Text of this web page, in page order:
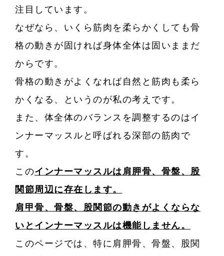
注目しています。
なぜなら、いくら筋肉を柔らかくしても骨
格の動きが固ければ身体全体は固いままだ
からです。
骨格の動きがよくなれば自然と筋肉も柔ら
かくなる、というのが私の考えです。
また、体全体のバランスを調整するのはイ
ンナーマッスルと呼ばれる深部の筋肉で
す。
このインナーマッスルは肩胛骨、骨盤、股
関節周辺に存在します。
肩甲骨、骨盤、股関節の動きがよくならな
いとインナーマッスルは機能しません。
このページでは、特に肩胛骨、骨盤、股関